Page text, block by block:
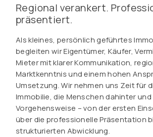
Regional verankert.
präsentiert.
Als kleines, persönlich geführtes
begleiten wir Eigentümer, Käufer,
Mieter mit klarer Kommunikation,
Marktkenntnis und einem hohen
Umsetzung. Wir nehmen uns Zeit für
Immobilie, die Menschen dahinter
Vorgehensweise – von der ersten
über die professionelle Präsentation
strukturierten Abwicklung.